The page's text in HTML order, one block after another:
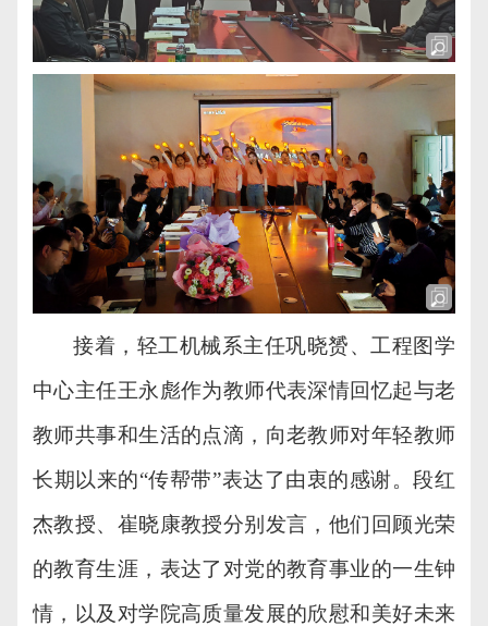
接着， 轻工机械系主任巩晓赟、工程图学
中心主任王永彪作为教师代表深情回忆起与老
教师共事和生活的点滴，向老教师对年轻教师
长期以来的“传帮带”表达了由衷的感谢。段红
杰教授、崔晓康教授分别发言，他们回顾光荣
的教育生涯，表达了 对党的教育事业的一生钟
情 ， 以及对学院高质量发展的欣慰和美好未来